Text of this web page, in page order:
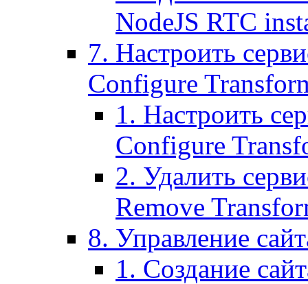
NodeJS RTC
7. Настроить
Configure
1. Настроить
Configure
2. Удалить
Remove
8. Управление
1. Создание